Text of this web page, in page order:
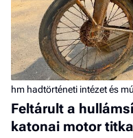
hm hadtörténeti intézet és
Feltárult a
katonai motor titka